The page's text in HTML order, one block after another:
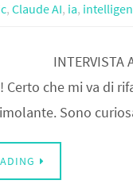
, Claude AI, ia,
Certo che mi va di
Sono